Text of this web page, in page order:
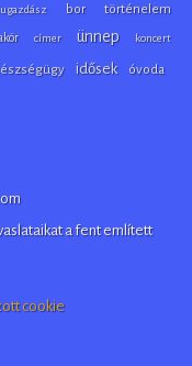
bor történelem
címer ünnep koncert
idősek óvoda
a fent említett
cookie